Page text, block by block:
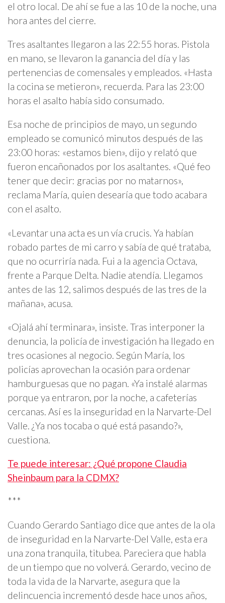
el otro local. De ahí se fue a las 10 de la noche, una
hora antes del cierre.
Tres asaltantes llegaron a las 22:55 horas. Pistola
en mano, se llevaron la ganancia del día y las
pertenencias de comensales y empleados. «Hasta
la cocina se metieron», recuerda. Para las 23:00
horas el asalto había sido consumado.
Esa noche de principios de mayo, un segundo
empleado se comunicó minutos después de las
23:00 horas: «estamos bien», dijo y relató que
fueron encañonados por los asaltantes. «Qué feo
tener que decir: gracias por no matarnos»,
reclama María, quien desearía que todo acabara
con el asalto.
«Levantar una acta es un vía crucis. Ya habían
robado partes de mi carro y sabía de qué trataba,
que no ocurriría nada. Fui a la agencia Octava,
frente a Parque Delta. Nadie atendía. Llegamos
antes de las 12, salimos después de las tres de la
mañana», acusa.
«Ojalá ahí terminara», insiste. Tras interponer la
denuncia, la policía de investigación ha llegado en
tres ocasiones al negocio. Según María, los
policías aprovechan la ocasión para ordenar
hamburguesas que no pagan. «Ya instalé alarmas
porque ya entraron, por la noche, a cafeterías
cercanas. Así es la inseguridad en la Narvarte-Del
Valle. ¿Ya nos tocaba o qué está pasando?»,
cuestiona.
Te puede interesar: ¿Qué propone Claudia
Sheinbaum para la CDMX?
***
Cuando Gerardo Santiago dice que antes de la ola
de inseguridad en la Narvarte-Del Valle, esta era
una zona tranquila, titubea. Pareciera que habla
de un tiempo que no volverá. Gerardo, vecino de
toda la vida de la Narvarte, asegura que la
delincuencia incrementó desde hace unos años,